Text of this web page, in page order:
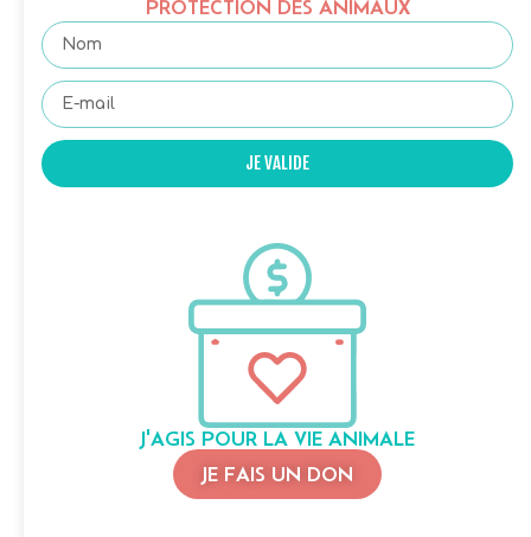
PROTECTION DES ANIMAUX
JE VALIDE
J'AGIS POUR LA VIE ANIMALE
JE FAIS UN DON